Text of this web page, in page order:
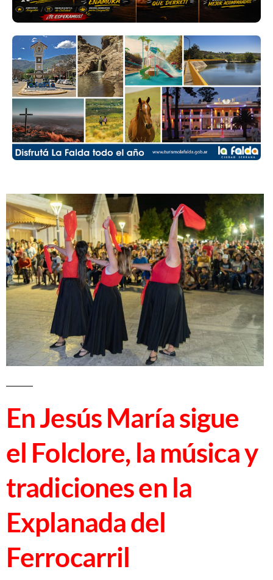
En Jesús María sigue
el Folclore, la música y
tradiciones en la
Explanada del
Ferrocarril